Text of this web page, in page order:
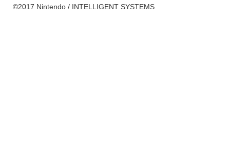
©2017 Nintendo / INTELLIGENT SYSTEMS